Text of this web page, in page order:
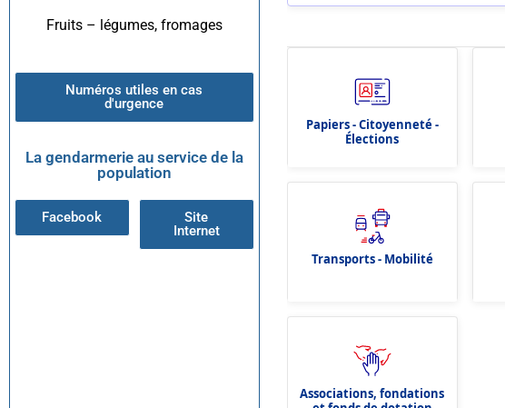
Fruits – légumes, fromages
Numéros utiles en cas
d'urgence
La gendarmerie au service de la
population
Facebook
Site
Internet
Papiers - Citoyenneté -
Élections
Transports - Mobilité
Associations, fondations